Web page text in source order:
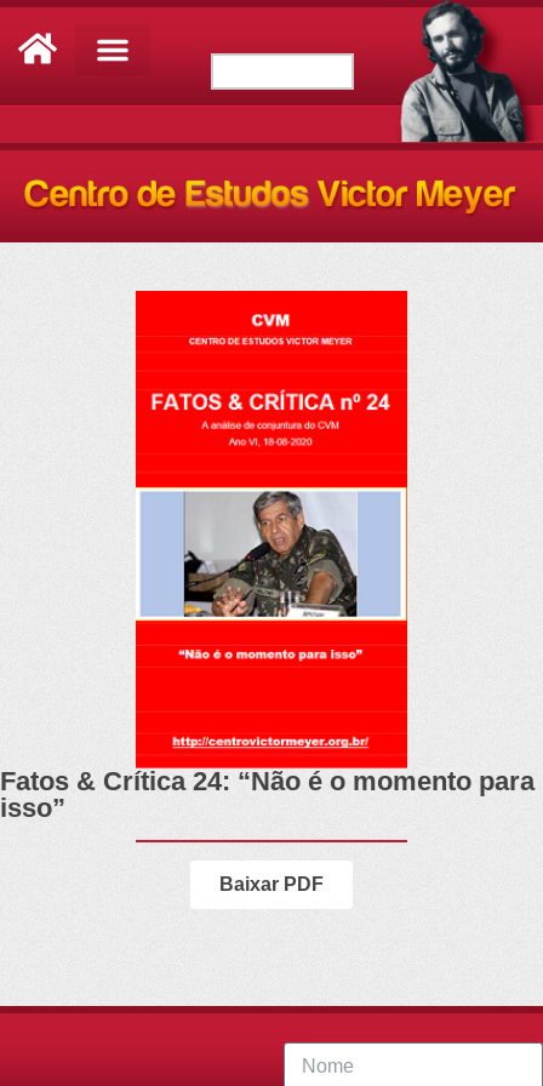
Fatos & Crítica 24: “Não é o momento para
isso”
Baixar PDF